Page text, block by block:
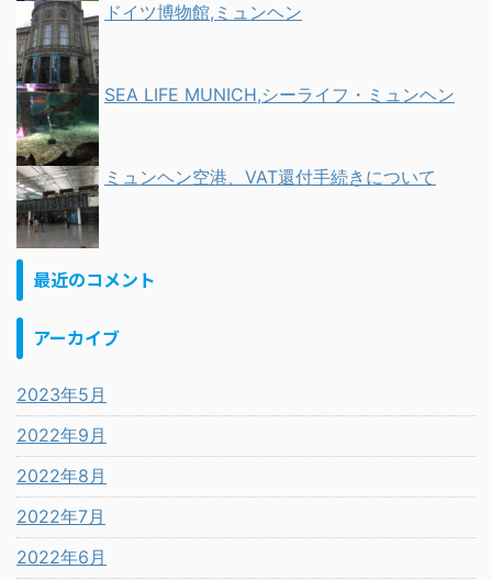
ドイツ博物館,ミュンヘン
SEA LIFE MUNICH,シーライフ・ミュンヘン
ミュンヘン空港、VAT還付手続きについて
最近のコメント
アーカイブ
2023年5月
2022年9月
2022年8月
2022年7月
2022年6月